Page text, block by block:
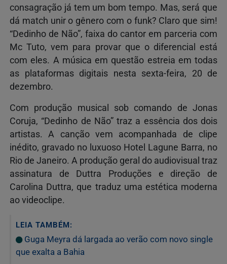
consagração já tem um bom tempo. Mas, será que
dá match unir o gênero com o funk? Claro que sim!
“Dedinho de Não”, faixa do cantor em parceria com
Mc Tuto, vem para provar que o diferencial está
com eles. A música em questão estreia em todas
as plataformas digitais nesta sexta-feira, 20 de
dezembro.
Com produção musical sob comando de Jonas
Coruja, “Dedinho de Não” traz a essência dos dois
artistas. A canção vem acompanhada de clipe
inédito, gravado no luxuoso Hotel Lagune Barra, no
Rio de Janeiro. A produção geral do audiovisual traz
assinatura de Duttra Produções e direção de
Carolina Duttra, que traduz uma estética moderna
ao videoclipe.
LEIA TAMBÉM:
Guga Meyra dá largada ao verão com novo single
que exalta a Bahia